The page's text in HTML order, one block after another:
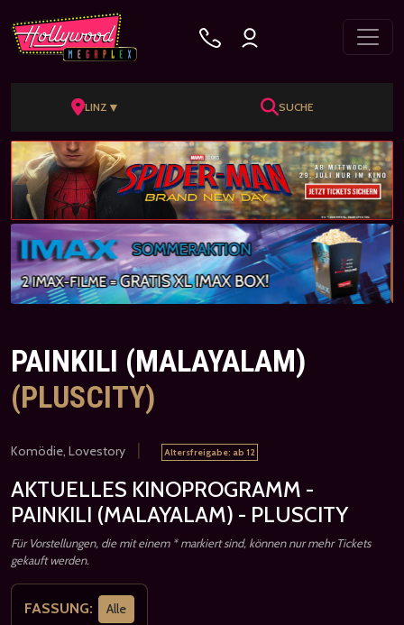
LINZ ▼ SUCHE
PAINKILI (MALAYALAM)
(PLUSCITY)
Komödie, Lovestory | Altersfreigabe: ab 12
AKTUELLES KINOPROGRAMM -
PAINKILI (MALAYALAM) - PLUSCITY
Für Vorstellungen, die mit einem * markiert sind, können nur mehr Tickets
gekauft werden.
FASSUNG: Alle